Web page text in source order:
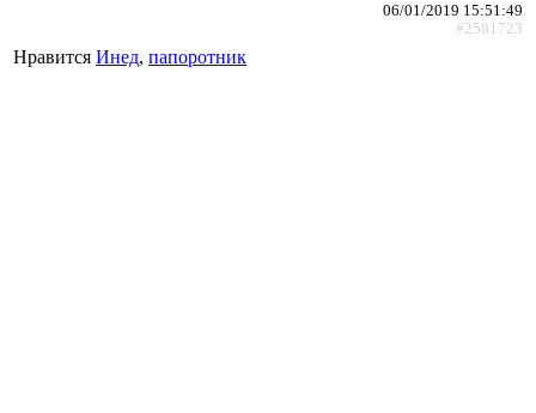
06/01/2019 15:51:49
#2581723
Нравится Инед, папоротник